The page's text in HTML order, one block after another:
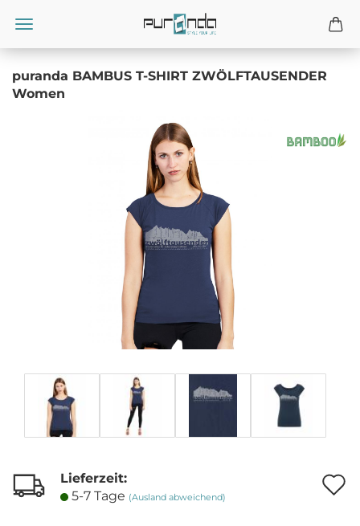
puranda BAMBUS T-SHIRT ZWÖLFTAUSENDER
Women
Lieferzeit:
5-7 Tage (Ausland abweichend)